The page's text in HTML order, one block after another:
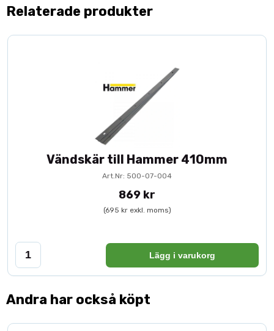
Relaterade produkter
Vändskär till Hammer 410mm
Art.Nr: 500-07-004
869 kr
(695 kr exkl. moms)
Lägg i varukorg
Andra har också köpt